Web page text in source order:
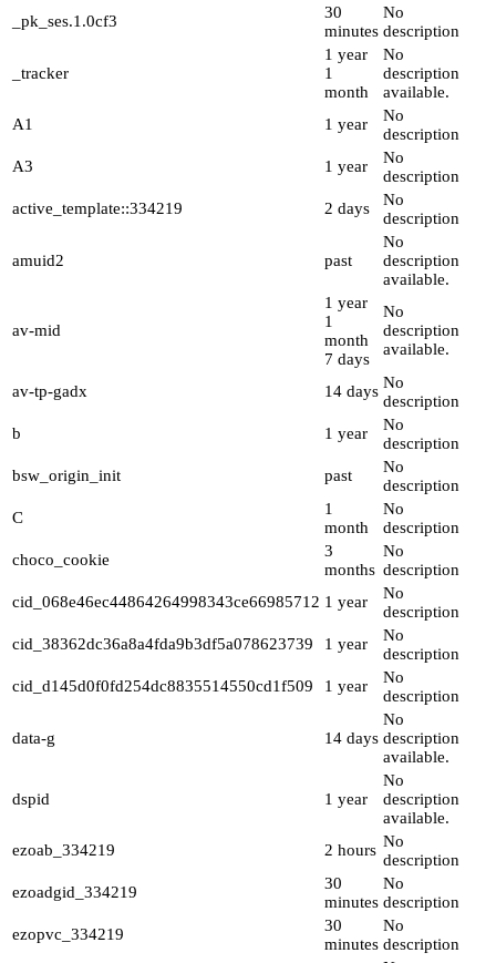
_pk_ses.1.0cf3
30
minutes
No
description
_tracker
1 year
1
month
No
description
available.
A1
1 year
No
description
A3
1 year
No
description
active_template::334219
2 days
No
description
amuid2 past
No
description
available.
av-mid
1 year
1
month
7 days
No
description
available.
av-tp-gadx 14 days No
description
b
1 year
No
description
bsw_origin_init
past
No
description
C
1
month
No
description
choco_cookie
3
months
No
description
cid_068e46ec44864264998343ce66985712 1 year
No
description
cid_38362dc36a8a4fda9b3df5a078623739
1 year
No
description
cid_d145d0f0fd254dc8835514550cd1f509
1 year
No
description
data-g 14 days
No
description
available.
dspid 1 year
No
description
available.
ezoab_334219
2 hours No
description
ezoadgid_334219
30
minutes
No
description
ezopvc_334219
30
minutes
No
description